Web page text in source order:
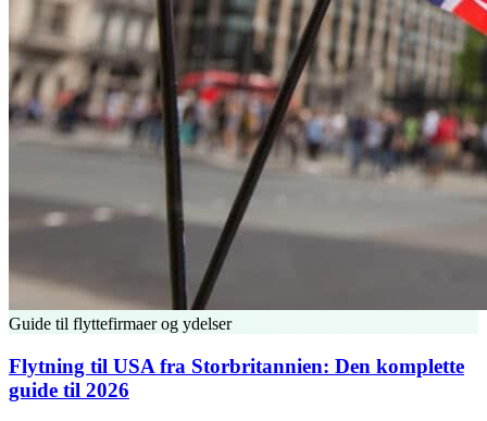
Guide til flyttefirmaer og ydelser
Flytning til USA fra Storbritannien: Den komplette
guide til 2026